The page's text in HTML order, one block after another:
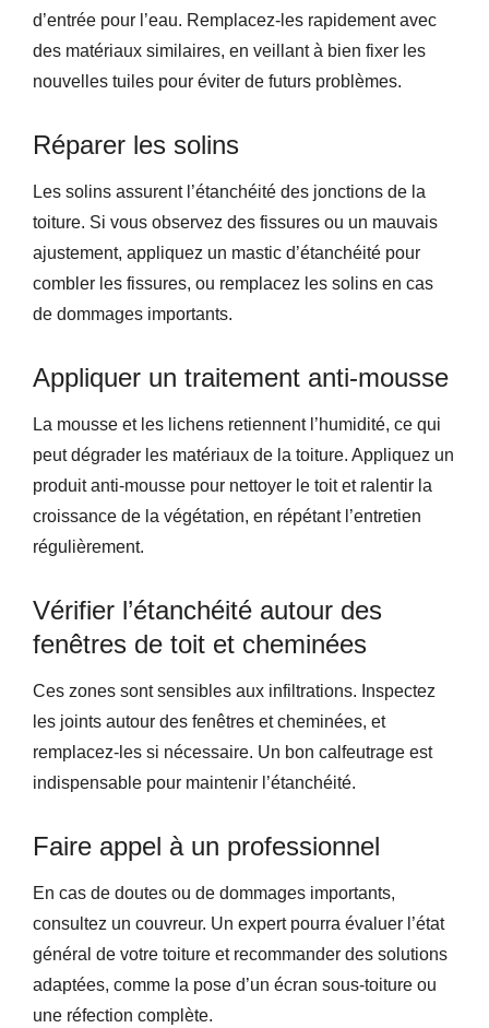
d’entrée pour l’eau. Remplacez-les rapidement avec
des matériaux similaires, en veillant à bien fixer les
nouvelles tuiles pour éviter de futurs problèmes.
Réparer les solins
Les solins assurent l’étanchéité des jonctions de la
toiture. Si vous observez des fissures ou un mauvais
ajustement, appliquez un mastic d’étanchéité pour
combler les fissures, ou remplacez les solins en cas
de dommages importants.
Appliquer un traitement anti-mousse
La mousse et les lichens retiennent l’humidité, ce qui
peut dégrader les matériaux de la toiture. Appliquez un
produit anti-mousse pour nettoyer le toit et ralentir la
croissance de la végétation, en répétant l’entretien
régulièrement.
Vérifier l’étanchéité autour des
fenêtres de toit et cheminées
Ces zones sont sensibles aux infiltrations. Inspectez
les joints autour des fenêtres et cheminées, et
remplacez-les si nécessaire. Un bon calfeutrage est
indispensable pour maintenir l’étanchéité.
Faire appel à un professionnel
En cas de doutes ou de dommages importants,
consultez un couvreur. Un expert pourra évaluer l’état
général de votre toiture et recommander des solutions
adaptées, comme la pose d’un écran sous-toiture ou
une réfection complète.